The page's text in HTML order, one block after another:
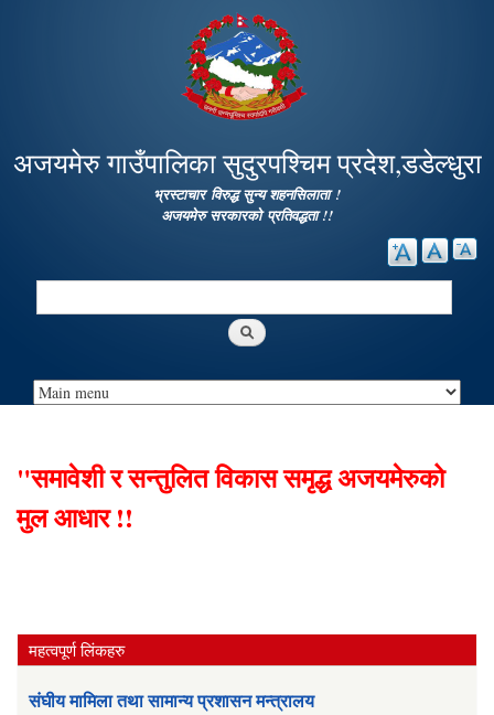
main
content
अजयमेरु गाउँपालिका सुदुरपश्चिम प्रदेश,डडेल्धुरा
भ्रस्टाचार विरुद्ध सुन्य शहनसिलाता !
अजयमेरु सरकारको प्रतिवद्धता !!
Search
"समावेशी र सन्तुलित विकास समृद्ध अजयमेरुको
मुल आधार !!
महत्वपूर्ण लिंकहरु
संघीय मामिला तथा सामान्य प्रशासन मन्त्रालय